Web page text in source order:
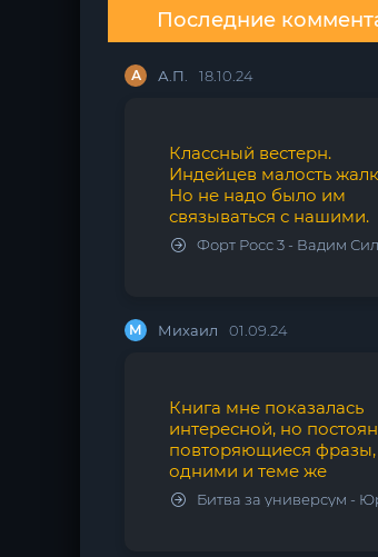
Последние
А А.П. 18.10.24
Классный вестерн.
Индейцев малость
Но не надо было им
связываться с нашими.
Форт Росс 3 - Вадим
М Михаил 01.09.24
Книга мне показалась
интересной, но
повторяющиеся фразы,
одними и теме же
Битва за универсум - Юрий Тарарев, Александр